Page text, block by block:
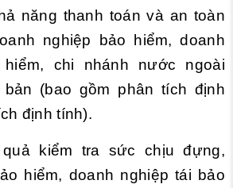
năng thanh toán và an toàn
nghiệp bảo hiểm, doanh
chi nhánh nước ngoài
(bao gồm phân tích định
định tính).
kiểm tra sức chịu đựng,
hiểm, doanh nghiệp tái bảo